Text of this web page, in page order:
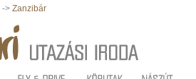
-> Zanzibár